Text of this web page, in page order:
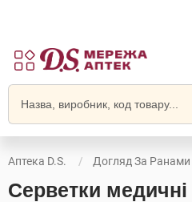
Аптека D.S. Догляд За Ранами
Серветки медичні